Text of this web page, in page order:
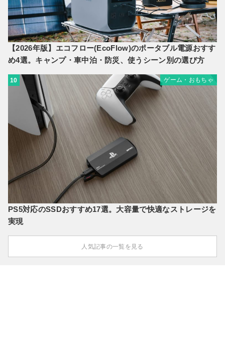
【2026年版】エコフロー(EcoFlow)のポータブル電源おすす
め4選。キャンプ・車中泊・防災、使うシーン別の選び方
10 ゲーム・おもちゃ
PS5対応のSSDおすすめ17選。大容量で快適なストレージを
実現
人気記事の一覧を見る